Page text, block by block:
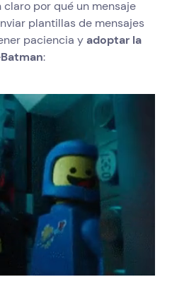
por qué un mensaje
plantillas de mensajes
paciencia yadoptar la
: